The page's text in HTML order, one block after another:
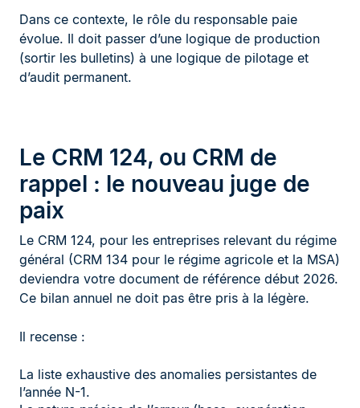
Dans ce contexte, le rôle du responsable paie
évolue. Il doit passer d’une logique de production
(sortir les bulletins) à une logique de pilotage et
d’audit permanent.
Le CRM 124, ou CRM de
rappel : le nouveau juge de
paix
Le CRM 124, pour les entreprises relevant du régime
général (CRM 134 pour le régime agricole et la MSA)
deviendra votre document de référence début 2026.
Ce bilan annuel ne doit pas être pris à la légère.
Il recense :
La liste exhaustive des anomalies persistantes de
l’année N-1.